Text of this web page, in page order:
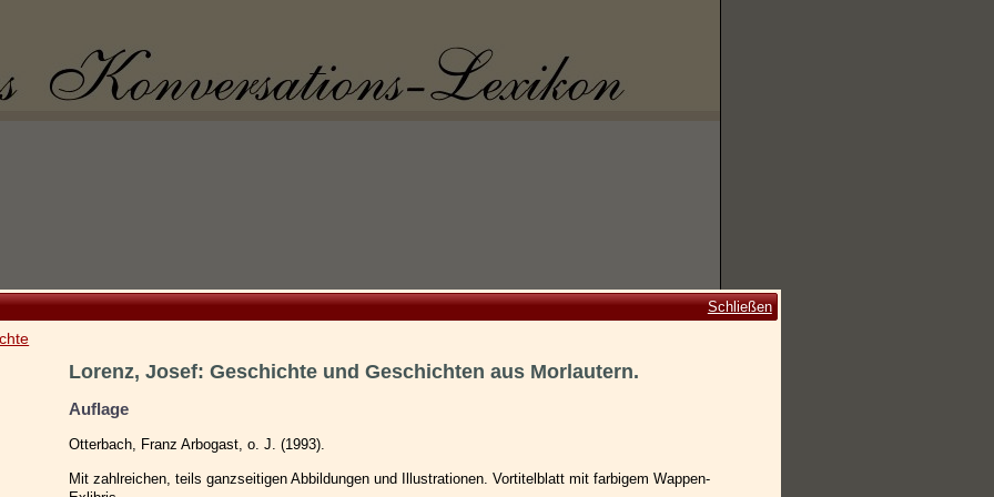
Schließen
Lorenz, Josef: Geschichte und Geschichten aus Morlautern.
Auflage
Otterbach, Franz Arbogast, o. J. (1993).
Mit zahlreichen, teils ganzseitigen Abbildungen und Illustrationen. Vortitelblatt mit farbigem Wappen-